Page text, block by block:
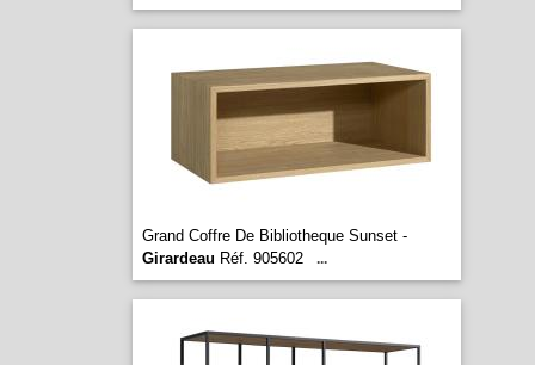
Grand Coffre De Bibliotheque Sunset -
Girardeau Réf. 905602 ...